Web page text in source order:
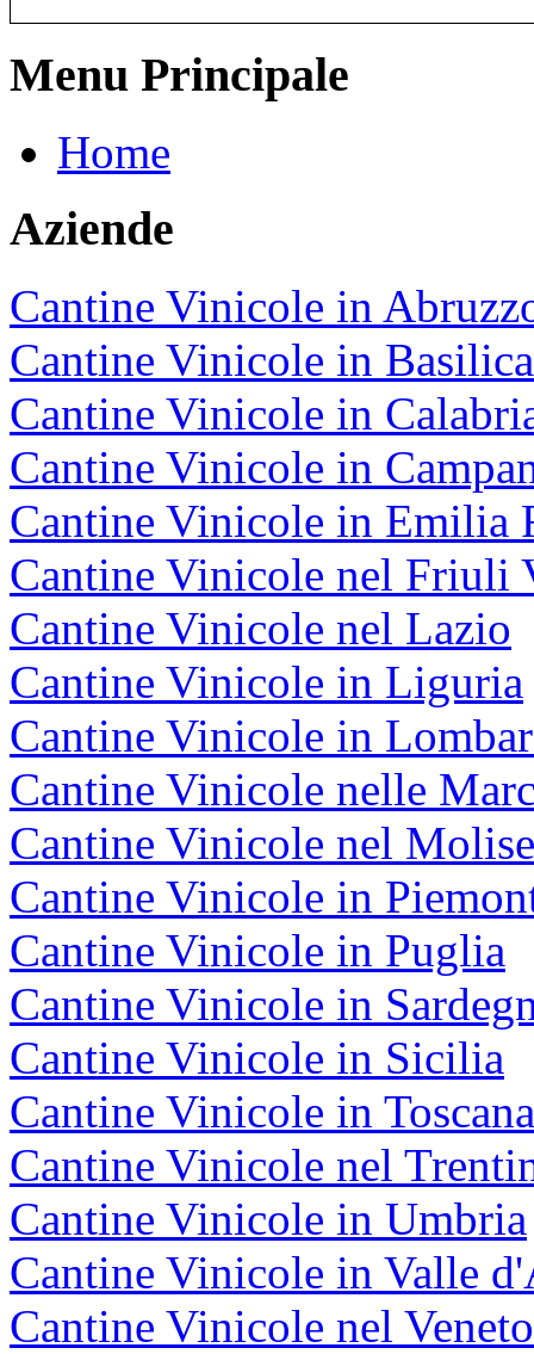
Menu Principale
Home
Aziende
Cantine Vinicole in
Cantine Vinicole in
Cantine Vinicole in
Cantine Vinicole in
Cantine Vinicole in Emilia
Cantine Vinicole nel Friuli
Cantine Vinicole nel Lazio
Cantine Vinicole in Liguria
Cantine Vinicole in
Cantine Vinicole nelle
Cantine Vinicole nel Molise
Cantine Vinicole in
Cantine Vinicole in Puglia
Cantine Vinicole in
Cantine Vinicole in Sicilia
Cantine Vinicole in Toscana
Cantine Vinicole nel
Cantine Vinicole in Umbria
Cantine Vinicole in Valle
Cantine Vinicole nel Veneto